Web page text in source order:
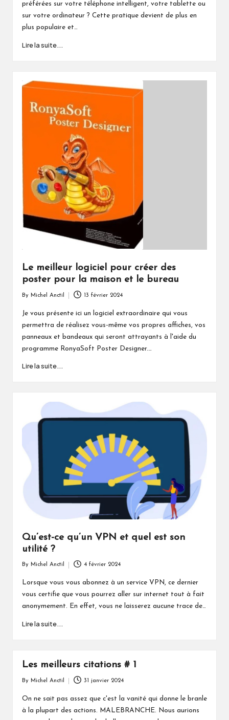
préférées sur votre téléphone intelligent, votre tablette ou
sur votre ordinateur ? Cette pratique devient de plus en
plus populaire et…
Lire la suite...
Le meilleur logiciel pour créer des
poster pour la maison et le bureau
by
By Michel Anctil 13 février 2024
Je vous présente ici un logiciel extraordinaire qui vous
permettra de réalisez vous-même vos propres affiches, vos
panneaux et bandeaux qui seront attrayants à l'aide du
programme RonyaSoft Poster Designer.…
Lire la suite...
Qu’est-ce qu’un VPN et quel est son
utilité ?
by
By Michel Anctil 4 février 2024
Lorsque vous vous abonnez à un service VPN, ce dernier
vous certifie que vous pourrez aller sur internet tout à fait
anonymement. En effet, vous ne laisserez aucune trace de…
Lire la suite...
Les meilleurs citations # 1
by
By Michel Anctil 31 janvier 2024
On ne sait pas assez que c'est la vanité qui donne le branle
à la plupart des actions. MALEBRANCHE. Nous aurions